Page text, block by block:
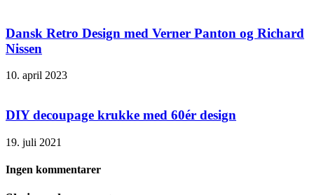
Dansk Retro Design med Verner Panton og Richard
Nissen
10. april 2023
DIY decoupage krukke med 60ér design
19. juli 2021
Ingen kommentarer